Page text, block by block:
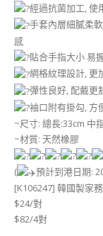
經過抗菌加工, 使
手套內層細膩柔
感
貼合手指大小 易
網格紋理設計, 更
彈性良好, 配戴更
袖口附有掛勾, 方
~尺寸: 總長:33cm 中
~材質: 天然橡膠
( 預計到港日期:
[K106247] 韓國製家
$24/對
$82/4對